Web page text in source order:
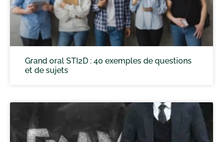
Grand oral STI2D : 40 exemples de questions
et de sujets